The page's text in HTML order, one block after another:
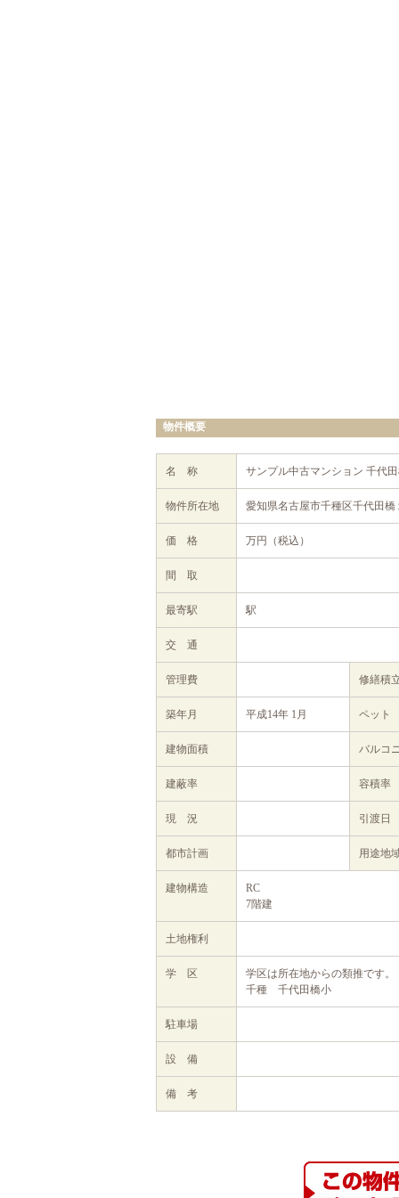
物件概要
名 称 サンプル中古マンション 千代
物件所在地 愛知県名古屋市千種区千代田橋
価 格 万円（税込）
間 取
最寄駅 駅
交 通
管理費 修繕
築年月 平成14年 1月 ペット
建物面積 バルコ
建蔽率 容積率
現 況 引渡日
都市計画 用途地
建物構造
RC
7階建
土地権利
学 区
学区は所在地からの類推です。
千種 千代田橋小
駐車場
設 備
備 考